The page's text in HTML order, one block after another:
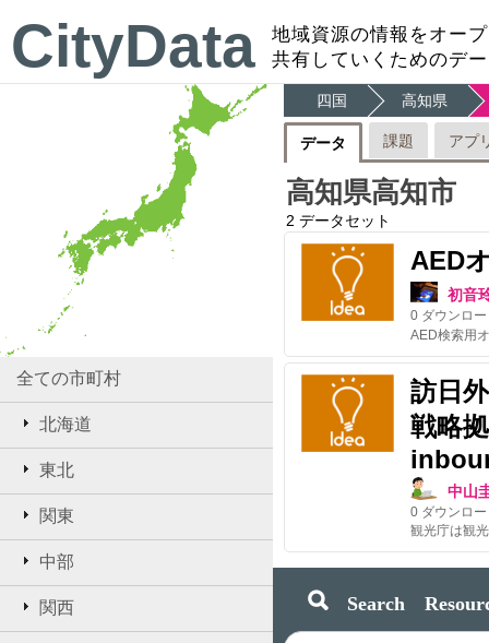
CityData
地域資源の情報をオー
共有していくためのデ
全ての市町村
北海道
東北
関東
中部
関西
四国 高知県
データ 課題 アプ
高知県高知市
2 データセット
AED
初音
0 ダウンロ
訪日
戦略
中山
0 ダウンロ
Search